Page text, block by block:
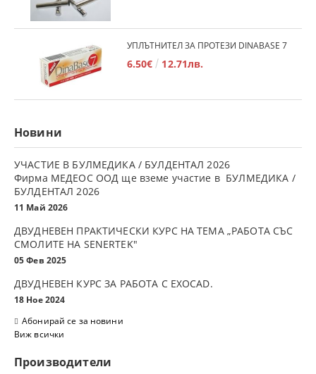
УПЛЪТНИТЕЛ ЗА ПРОТЕЗИ DINABASE 7
6.50€ 12.71лв.
Новини
УЧАСТИЕ В БУЛМЕДИКА / БУЛДЕНТАЛ 2026
Фирма МЕДЕОС ООД ще вземе участие в БУЛМЕДИКА /
БУЛДЕНТАЛ 2026
11 Май 2026
ДВУДНЕВЕН ПРАКТИЧЕСКИ КУРС НА ТЕМА „РАБОТА СЪС
СМОЛИТЕ НА SENERTEK"
05 Фев 2025
ДВУДНЕВЕН КУРС ЗА РАБОТА С ЕXOCAD.
18 Ное 2024
Абонирай се за новини
Виж всички
Производители